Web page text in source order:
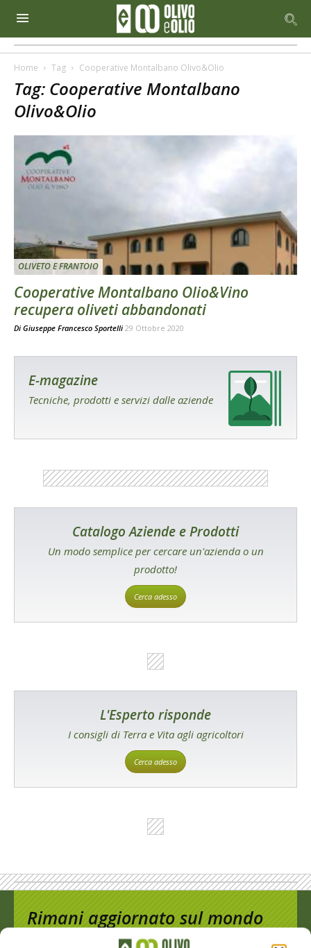
Home Tag Cooperative Montalbano Olivo&Olio
Tag: Cooperative Montalbano
Olivo&Olio
OLIVETO E FRANTOIO
Cooperative Montalbano Olio&Vino
recupera oliveti abbandonati
Di Giuseppe Francesco Sportelli 29 Ottobre 2020
E-magazine
Tecniche, prodotti e servizi dalle aziende
Catalogo Aziende e Prodotti
Un modo semplice per cercare un'azienda o un
prodotto!
Cerca adesso
L'Esperto risponde
I consigli di Terra e Vita agli agricoltori
Cerca adesso
Rimani aggiornato sul mondo